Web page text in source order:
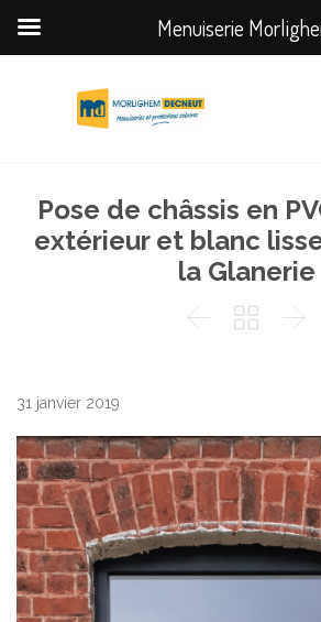
Pose de châssis en
extérieur et blanc
la Glanerie
  
31 janvier 2019
Menuiserie